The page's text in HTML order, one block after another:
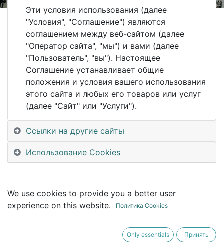
This event is finished. It's no longer possible to
book a booth.
Эти условия использования (далее
"Условия", "Соглашение") являются
соглашением между веб-сайтом (далее
"Оператор сайта", "мы") и вами (далее
"Пользователь", "вы"). Настоящее
Соглашение устанавливает общие
положения и условия вашего использования
этого сайта и любых его товаров или услуг
(далее "Сайт" или "Услуги").
Ссылки на другие сайты
Использование Cookies
We use cookies to provide you a better user
experience on this website.
Политика Cookies
Only essentials Принять